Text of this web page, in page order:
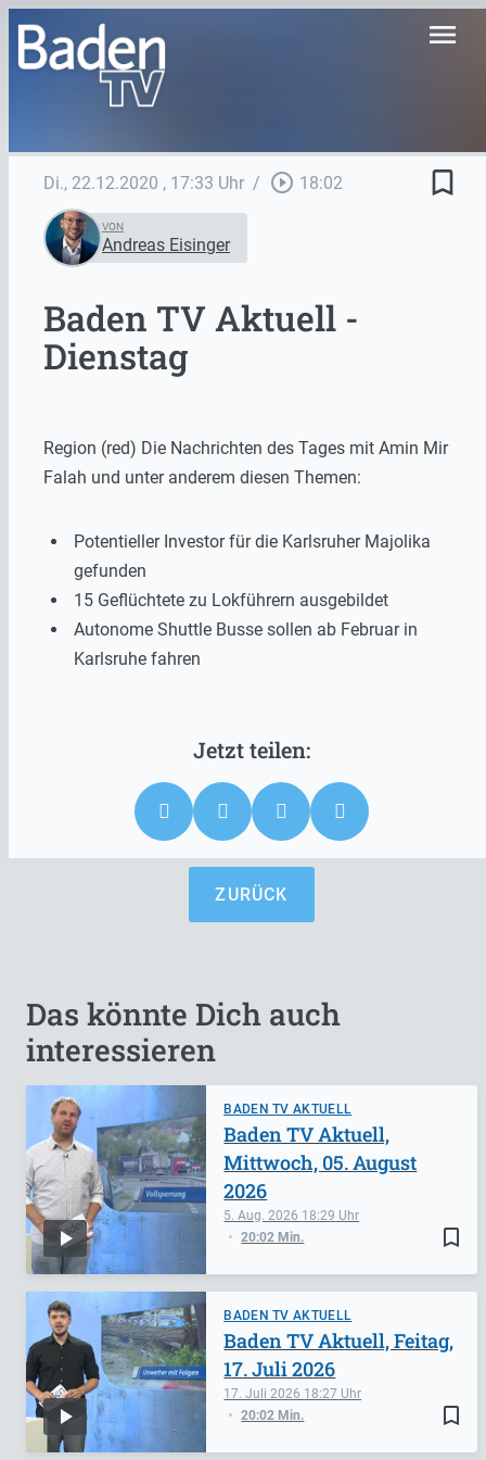
menu
Di., 22.12.2020 , 17:33 Uhr / play_circle_outline 18:02 bookmark_border
VON
Andreas Eisinger
Baden TV Aktuell -
Dienstag
Region (red) Die Nachrichten des Tages mit Amin Mir
Falah und unter anderem diesen Themen:
Potentieller Investor für die Karlsruher Majolika
gefunden
15 Geflüchtete zu Lokführern ausgebildet
Autonome Shuttle Busse sollen ab Februar in
Karlsruhe fahren
ZURÜCK
Das könnte Dich auch
interessieren
BADEN TV AKTUELL
bookmark_border
5. Aug. 2026 18:29
20:02 Min.
Baden TV Aktuell,
Mittwoch, 05. August
2026
BADEN TV AKTUELL
bookmark_border
17. Juli 2026 18:27
20:02 Min.
Baden TV Aktuell, Feitag,
17. Juli 2026